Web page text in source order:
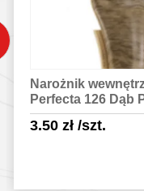
Narożnik
Perfecta 126 Dąb
3.50 zł/szt.